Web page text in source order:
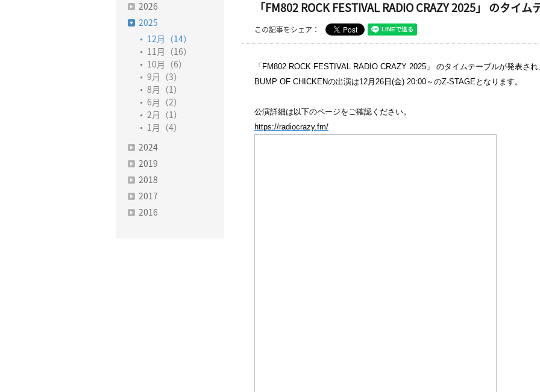
2026
2025
12月（14）
11月（16）
10月（6）
9月（3）
8月（1）
6月（2）
2月（1）
1月（4）
2024
2019
2018
2017
2016
「FM802 ROCK FESTIVAL RADIO CRAZY 2025」 のタイム
この記事をシェア：
「FM802 ROCK FESTIVAL RADIO CRAZY 2025」 のタイムテーブルが発表され
BUMP OF CHICKENの出演は12月26日(金) 20:00～のZ-STAGEとなります。
公演詳細は以下のページをご確認ください。
https://radiocrazy.fm/